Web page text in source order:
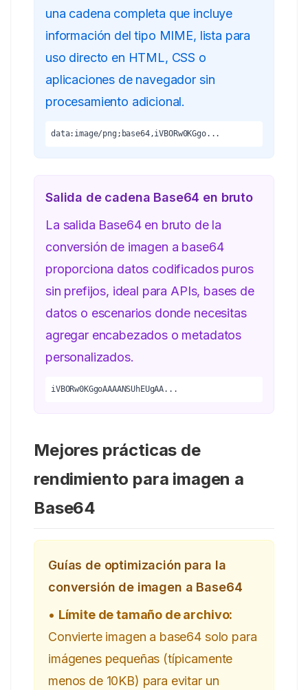
una cadena completa que incluye
información del tipo MIME, lista para
uso directo en HTML, CSS o
aplicaciones de navegador sin
procesamiento adicional.
data:image/png;base64,iVBORw0KGgo...
Salida de cadena Base64 en bruto
La salida Base64 en bruto de la
conversión de imagen a base64
proporciona datos codificados puros
sin prefijos, ideal para APIs, bases de
datos o escenarios donde necesitas
agregar encabezados o metadatos
personalizados.
iVBORw0KGgoAAAANSUhEUgAA...
Mejores prácticas de
rendimiento para imagen a
Base64
Guías de optimización para la
conversión de imagen a Base64
• Límite de tamaño de archivo:
Convierte imagen a base64 solo para
imágenes pequeñas (típicamente
menos de 10KB) para evitar un